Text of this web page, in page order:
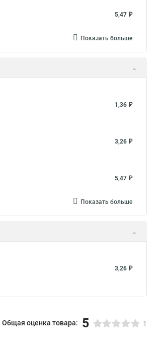
5,47 ₽
Показать больше
1,36 ₽
3,26 ₽
5,47 ₽
Показать больше
3,26 ₽
Общая оценка товара: 5 1